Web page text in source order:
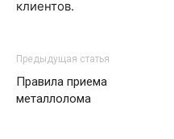
клиентов.
Предыдущая статья
Правила приема
металлолома